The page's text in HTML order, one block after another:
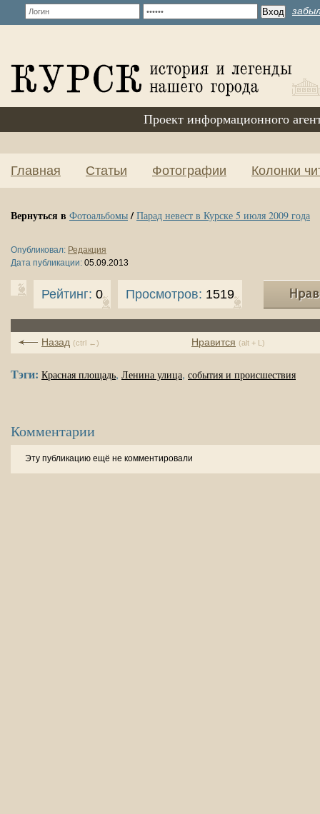
Проект информационного
Главная Статьи Фотографии Колонки
Вернуться в Фотоальбомы/ Парад невест в Курске 5 июля 2009 года
Опубликовал: Редакция
Дата публикации: 05.09.2013
Рейтинг: 0 Просмотров: 1519
Нравится (alt + L)
Назад (ctrl ←)
Тэги: Красная площадь, Ленина улица, события и происшествия
Комментарии
Эту публикацию ещё не комментировали